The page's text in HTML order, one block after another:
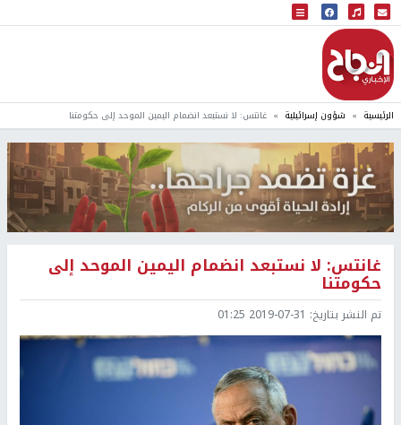
البث المباشر
إذاعة النجاح
الرئيسية شؤون إسرائيلية غانتس: لا نستبعد انضمام اليمين الموحد إلى حكومتنا
غانتس: لا نستبعد انضمام اليمين الموحد إلى
حكومتنا
تم النشر بتاريخ: 2019-07-31 01:25